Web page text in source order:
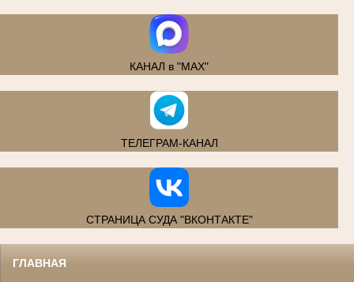
КАНАЛ в "MAX"
ТЕЛЕГРАМ-КАНАЛ
СТРАНИЦА СУДА "ВКОНТАКТЕ"
ГЛАВНАЯ